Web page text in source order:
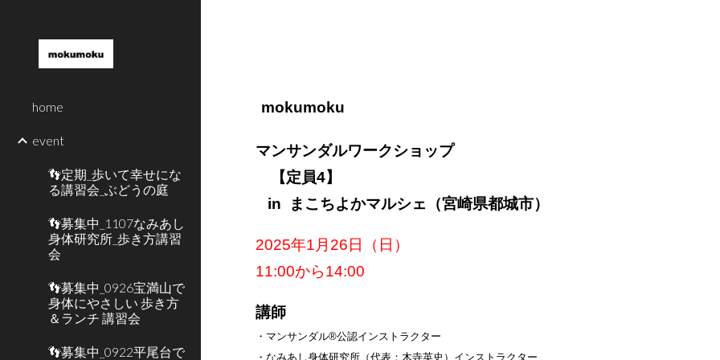
home
event
👣定期_歩いて幸せにな
る講習会_ぶどうの庭
👣募集中_1107なみあし
身体研究所_歩き方講習
会
👣募集中_0926宝満山で
身体にやさしい 歩き方
＆ランチ 講習会
👣募集中_0922平尾台で
mokumoku
マンサンダルワークショップ
【定員4】
in
まこちよかマルシェ（宮崎県都城市）
2025年1月26 日（ 日 ）
11:00から14:00
講師
・マンサンダル®︎公認インストラクター
・なみあし身体研究所（代表：木寺英史）インストラクター